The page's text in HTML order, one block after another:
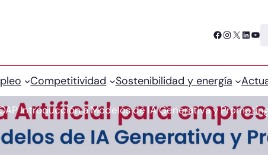
Facebook Instagram X LinkedIn YouTube
Competitividad Sostenibilidad y energía
Introducción a Modelos de IA Generativa y